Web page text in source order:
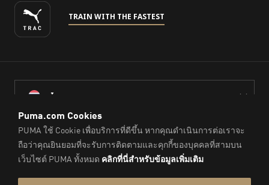
TRAIN WITH THE FASTEST
ไทย
© PUMA Sports (Thailand) Co., Ltd.,2026. All Rights Reserved.
Company Reg. No. 0105564148338